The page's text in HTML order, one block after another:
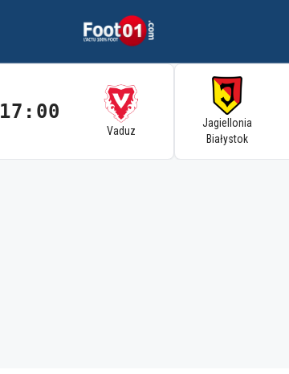
17:00
Vaduz
Jagiellonia
Białystok